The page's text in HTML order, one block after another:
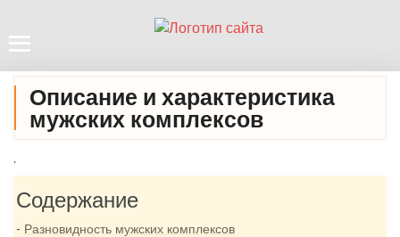
Описание и характеристика
мужских комплексов
.
Содержание
Разновидность мужских комплексов